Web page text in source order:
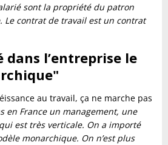
sont la propriété du patron
Le contrat de travail est un contrat
dans l’entreprise le
au travail, ça ne marche pas
en France un management, une
est très verticale. On a importé
monarchique. On n’est plus